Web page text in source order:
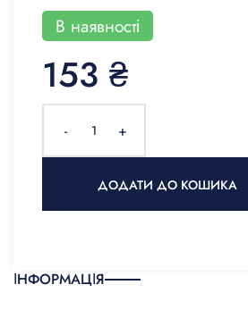
САНТЕХНІКА
ПРАННЯ ТА ПРИБИРАННЯ
РОЗУМНИЙ БУДИНОК
ТОВАРИ ДЛЯ ТВАРИН
В наявності
153 ₴
- +
ДОДАТИ ДО КОШИКА
ІНФОРМАЦІЯ